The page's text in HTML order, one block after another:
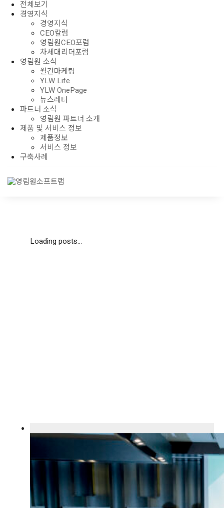
전체보기
경영지식
경영지식
CEO칼럼
영림원CEO포럼
차세대리더포럼
영림원 소식
월간마케팅
YLW Life
YLW OnePage
뉴스레터
파트너 소식
영림원 파트너 소개
제품 및 서비스 정보
제품정보
서비스 정보
구축사례
Loading posts...